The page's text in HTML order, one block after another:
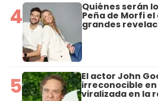
4 Quiénes serán
Peña de Morfi
grandes
5 El actor John
irreconocible
viralizada en la